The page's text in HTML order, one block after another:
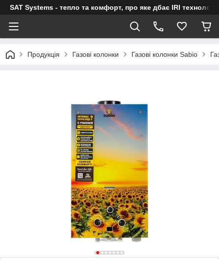
SAT Systems - тепло та комфорт, про яке дбає IRI технологія
Продукція Газові колонки Газові колонки Sabio